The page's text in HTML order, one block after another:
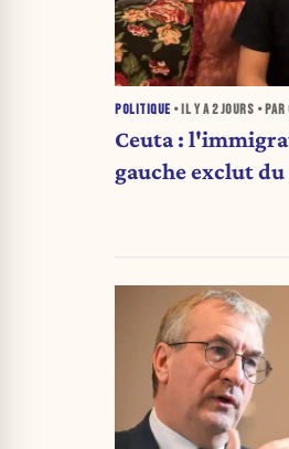
POLITIQUE • IL Y A2 JOURS •
Ceuta :
gauche exclut